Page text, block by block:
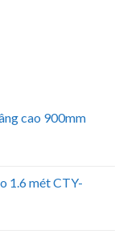
cao 900mm
1.6 mét CTY-